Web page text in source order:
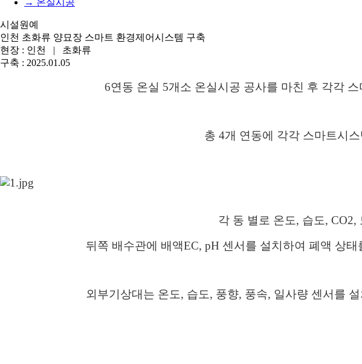
→ 온실시공
시설원예
인천 초화류 양묘장 스마트 환경제어시스템 구축
현장 : 인천 | 초화류
구축 : 2025.01.05
6연동 온실 5개소 온실시공 공사를 마친 후 각각
총 4개 연동에 각각 스마트시
각 동 별로 온도, 습도,
뒤쪽 배수관에 배액EC, pH 센서를 설치하여 폐액 상
외부기상대는 온도, 습도, 풍향, 풍속, 일사량 센서를